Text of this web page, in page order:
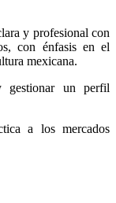
y profesional con
con énfasis en el
mexicana.
gestionar un perfil
a los mercados